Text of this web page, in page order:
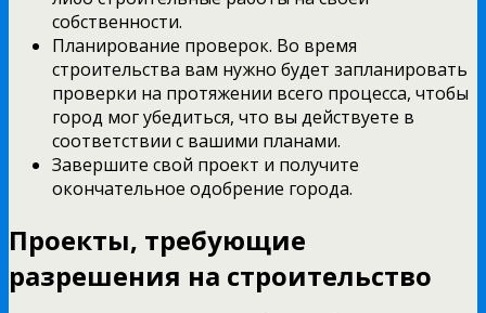
собственности.
Планирование проверок. Во время
строительства вам нужно будет запланировать
проверки на протяжении всего процесса, чтобы
город мог убедиться, что вы действуете в
соответствии с вашими планами.
Завершите свой проект и получите
окончательное одобрение города.
Проекты, требующие
разрешения на строительство